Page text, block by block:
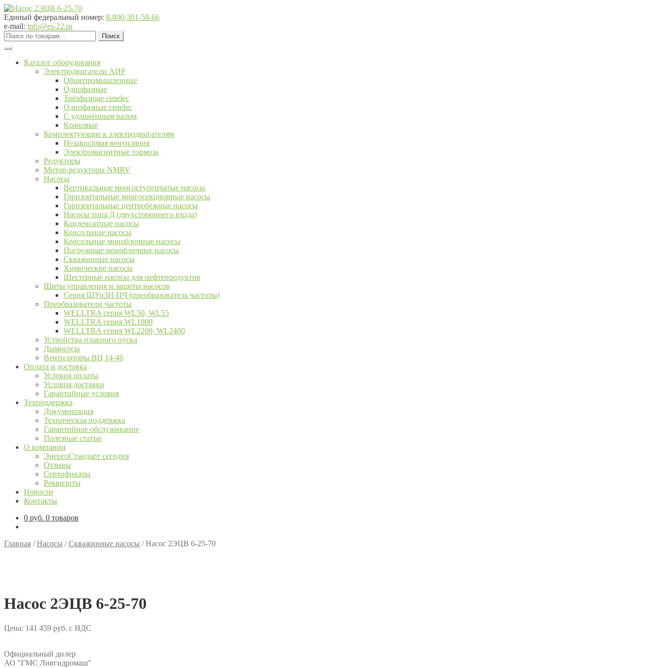
Перейти
к
навигации
Перейти
к
содержимому
Единый федеральный номер: 8-800-301-58-66
e-mail: info@es-22.ru
Искать:
Поиск
Каталог оборудования
Электродвигатели АИР
Общепромышленные
Однофазные
Трёхфазные cenelec
Однофазные cenelec
С удлинённым валом
Крановые
Комплектующие к электродвигателям
Независимая вентиляция
Электромагнитные тормоза
Редукторы
Мотор-редукторы NMRV
Насосы
Вертикальные многоступенчатые насосы
Горизонтальные многосекционные насосы
Горизонтальные центробежные насосы
Насосы типа Д (двухстороннего входа)
Конденсатные насосы
Консольные насосы
Консольные моноблочные насосы
Погружные моноблочные насосы
Скважинные насосы
Химические насосы
Шестерные насосы для нефтепродуктов
Щиты управления и защиты насосов
Серия ЩУиЗН-ПЧ (преобразователь частоты)
Преобразователи частоты
WELLTRA cерия WL50, WL55
WELLTRA cерия WL1000
WELLTRA серия WL2200, WL2400
Устройства плавного пуска
Дымососы
Вентиляторы ВЦ 14-46
Оплата и доставка
Условия оплаты
Условия доставки
Гарантийные условия
Техподдержка
Документация
Техническая поддержка
Гарантийное обслуживание
Полезные статьи
О компании
ЭнергоСтандарт сегодня
Отзывы
Сертификаты
Реквизиты
Новости
Контакты
0 руб. 0 товаров
Главная /Насосы /Скважинные насосы /Насос 2ЭЦВ 6-25-70
Насос 2ЭЦВ 6-25-70
Цена: 141 459 руб. с НДС
Официальный дилер
АО "ГМС Ливгидромаш"